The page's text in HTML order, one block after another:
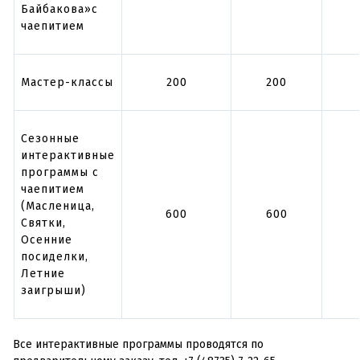
Байбакова»с
чаепитием
Мастер-классы 200 200
Сезонные
интерактивные
программы с
чаепитием
(Масленица,
Святки,
Осенние
посиделки,
Летние
заигрыши)
600 600
Все интерактивные программы проводятся по